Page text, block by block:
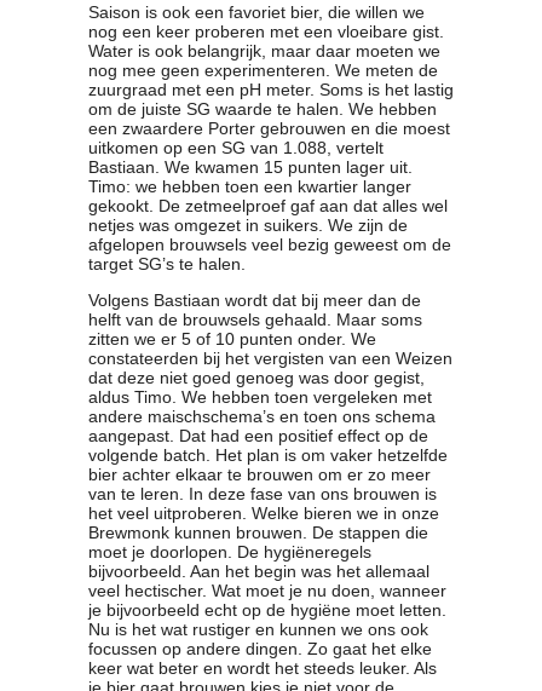
Saison is ook een favoriet bier, die willen we
nog een keer proberen met een vloeibare gist.
Water is ook belangrijk, maar daar moeten we
nog mee geen experimenteren. We meten de
zuurgraad met een pH meter. Soms is het lastig
om de juiste SG waarde te halen. We hebben
een zwaardere Porter gebrouwen en die moest
uitkomen op een SG van 1.088, vertelt
Bastiaan. We kwamen 15 punten lager uit.
Timo: we hebben toen een kwartier langer
gekookt. De zetmeelproef gaf aan dat alles wel
netjes was omgezet in suikers. We zijn de
afgelopen brouwsels veel bezig geweest om de
target SG’s te halen.
Volgens Bastiaan wordt dat bij meer dan de
helft van de brouwsels gehaald. Maar soms
zitten we er 5 of 10 punten onder. We
constateerden bij het vergisten van een Weizen
dat deze niet goed genoeg was door gegist,
aldus Timo. We hebben toen vergeleken met
andere maischschema’s en toen ons schema
aangepast. Dat had een positief effect op de
volgende batch. Het plan is om vaker hetzelfde
bier achter elkaar te brouwen om er zo meer
van te leren. In deze fase van ons brouwen is
het veel uitproberen. Welke bieren we in onze
Brewmonk kunnen brouwen. De stappen die
moet je doorlopen. De hygiëneregels
bijvoorbeeld. Aan het begin was het allemaal
veel hectischer. Wat moet je nu doen, wanneer
je bijvoorbeeld echt op de hygiëne moet letten.
Nu is het wat rustiger en kunnen we ons ook
focussen op andere dingen. Zo gaat het elke
keer wat beter en wordt het steeds leuker. Als